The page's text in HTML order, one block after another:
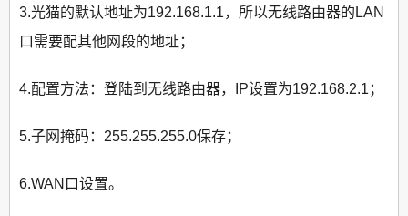
3.光猫的默认地址为192.168.1.1，所以无线路由器的LAN
口需要配其他网段的地址；
4.配置方法：登陆到无线路由器，IP设置为192.168.2.1；
5.子网掩码：255.255.255.0保存；
6.WAN口设置。